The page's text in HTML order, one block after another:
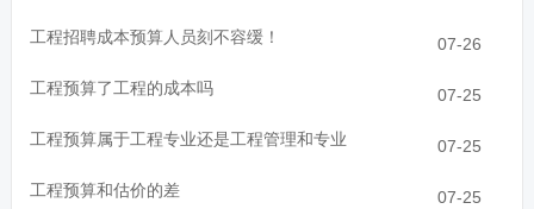
工程招聘成本预算人员刻不容缓！ 07-26
工程预算了工程的成本吗 07-25
工程预算属于工程专业还是工程管理和专业 07-25
工程预算和估价的差 07-25